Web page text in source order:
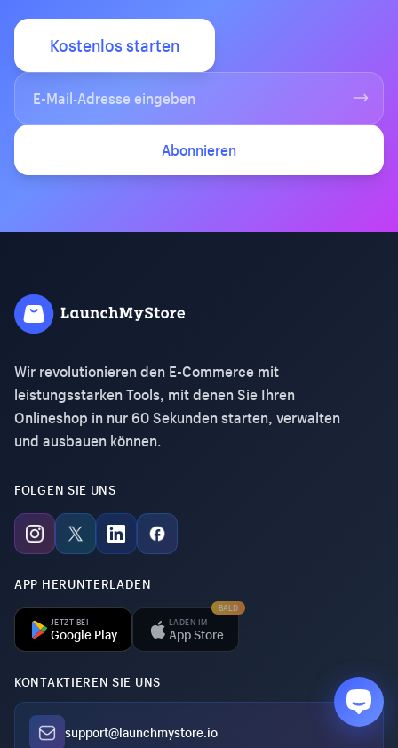
Kostenlos starten
Abonnieren
Wir revolutionieren den E-Commerce mit
leistungsstarken Tools, mit denen Sie Ihren
Onlineshop in nur 60 Sekunden starten, verwalten
und ausbauen können.
FOLGEN SIE UNS
APP HERUNTERLADEN
JETZT BEI
Google Play
LADEN IM
App Store
BALD
KONTAKTIEREN SIE UNS
support@launchmystore.io